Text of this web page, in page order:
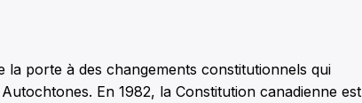
la porte à des changements constitutionnels qui
En 1982, la Constitution canadienne est